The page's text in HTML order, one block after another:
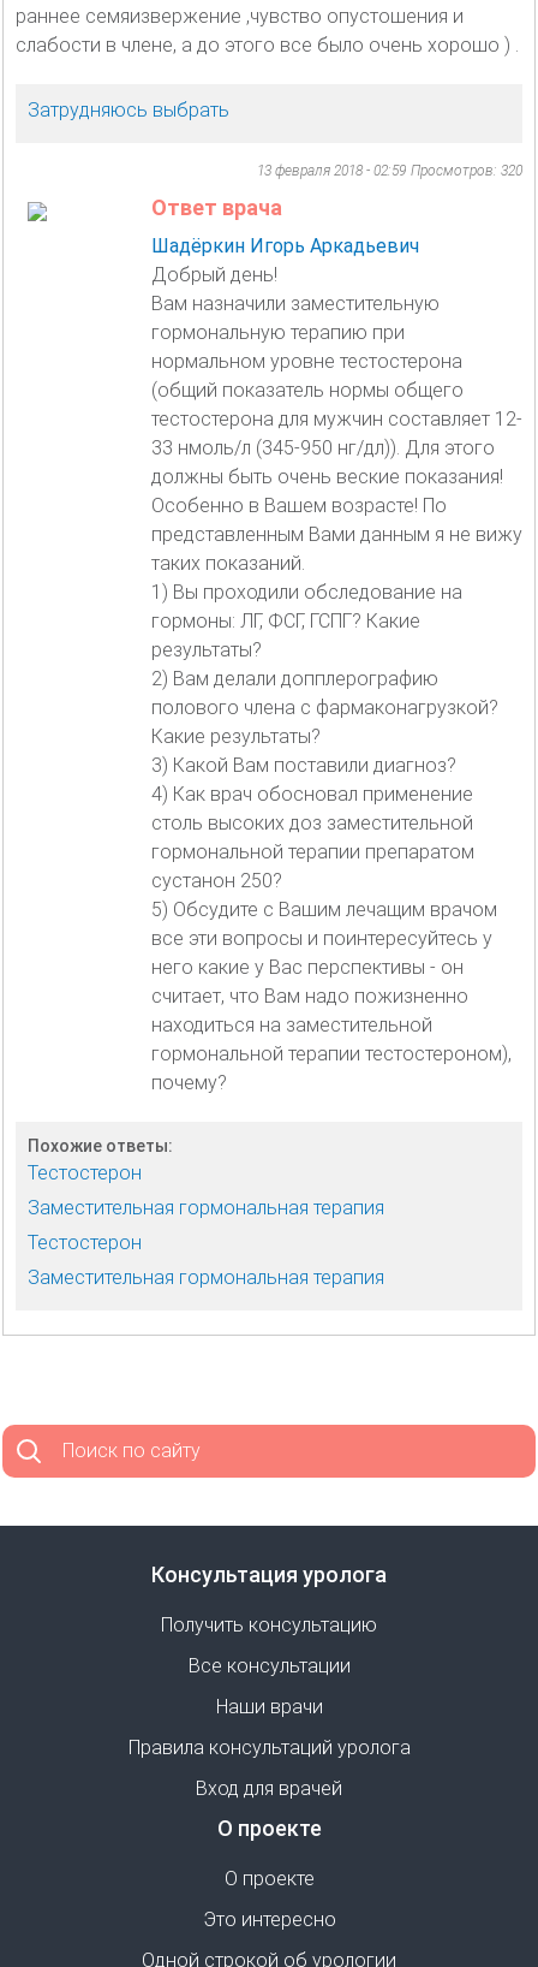
раннее семяизвержение ,чувство опустошения и
слабости в члене, а до этого все было очень хорошо ) .
Затрудняюсь выбрать
13 февраля 2018 - 02:59 Просмотров: 320
Ответ врача
Шадёркин Игорь Аркадьевич
Добрый день!
Вам назначили заместительную
гормональную терапию при
нормальном уровне тестостерона
(общий показатель нормы общего
тестостерона для мужчин составляет 12-
33 нмоль/л (345-950 нг/дл)). Для этого
должны быть очень веские показания!
Особенно в Вашем возрасте! По
представленным Вами данным я не вижу
таких показаний.
1) Вы проходили обследование на
гормоны: ЛГ, ФСГ, ГСПГ? Какие
результаты?
2) Вам делали допплерографию
полового члена с фармаконагрузкой?
Какие результаты?
3) Какой Вам поставили диагноз?
4) Как врач обосновал применение
столь высоких доз заместительной
гормональной терапии препаратом
сустанон 250?
5) Обсудите с Вашим лечащим врачом
все эти вопросы и поинтересуйтесь у
него какие у Вас перспективы - он
считает, что Вам надо пожизненно
находиться на заместительной
гормональной терапии тестостероном),
почему?
Похожие ответы:
Тестостерон
Заместительная гормональная терапия
Тестостерон
Заместительная гормональная терапия
Поиск по сайту
Консультация уролога
Получить консультацию
Все консультации
Наши врачи
Правила консультаций уролога
Вход для врачей
О проекте
О проекте
Это интересно
Одной строкой об урологии